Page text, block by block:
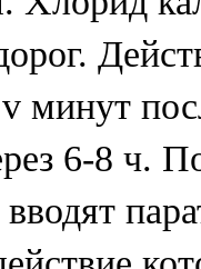
минут
6-8 ч.